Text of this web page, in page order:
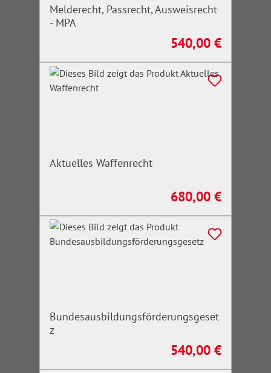
Melderecht, Passrecht, Ausweisrecht
- MPA
Regulärer Preis:
540,00 €
Aktuelles Waffenrecht
Regulärer Preis:
680,00 €
Bundesausbildungsförderungsgeset
z
Regulärer Preis:
540,00 €